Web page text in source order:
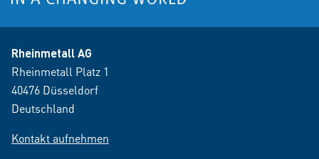
Rheinmetall AG
Rheinmetall Platz 1
40476 Düsseldorf
Deutschland
Kontakt aufnehmen